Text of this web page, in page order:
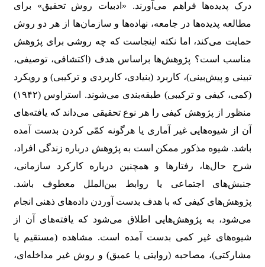
درک پدیده‌ها فراهم می‌آورند. «ادبیات روش تحقیق» برای
مطالعه پدیده‌ها در جامعه، نهاده‌ها و سازمان‌ها از هر دو روش
حمایت می‌کند، اما نکته اینجاست که چه روشی برای پژوهش
مناسب است؟ پژوهش‌ها براساس هدف (اکتشافی، توصیفی،
تبینی و پیش‌بینی)، کاربرد (بنیادی، کاربردی و ترکیبی) و رویکرد
(کمی، کیفی و ترکیبی) طبقه‌بندی می‌شوند. استراوس (۱۹۴۲)
منظور از پژوهش کیفی را هر نوع تحقیقی می‌داند که یافته‌های
آن از شیوه‌هایی غیر آماری یا هرگونه کمّی کردن بدست آمده
باشد. شیوه مذکور ممکن است به پژوهش درباره زندگی افراد،
شرح حال‌ها، رفتارها و همچنین درباره کارکرد سازمانی،
جنبش‌های اجتماعی یا روابط بین‌الملل معطوف باشد.
پژوهش‌های کیفی که با هدف بدست آوردن داده‌های ذهنی انجام
می‌شود، به پژوهش‌هایی اطلاق می‌شود که یافته‌های آن از
شیوه‌های غیر کمی بدست آمده است. مشاهده (مستقیم یا
مشارکتی)، مصاحبه (روایتی یا عمیق) و روش غیر مداخله‌ای،